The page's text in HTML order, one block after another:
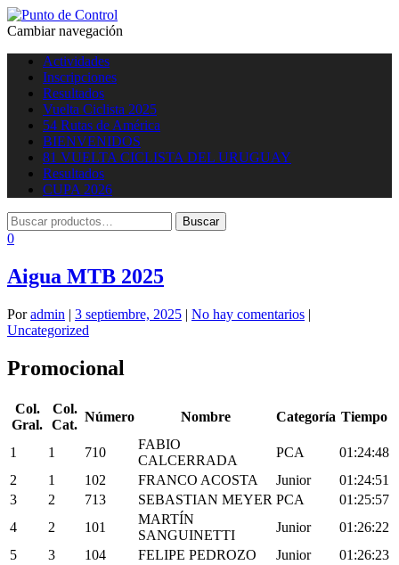
Cambiar navegación
Actividades
Inscripciones
Resultados
Vuelta Ciclista 2025
54 Rutas de América
BIENVENIDOS
81 VUELTA CICLISTA DEL URUGUAY
Resultados
CUPA 2026
0
Aigua MTB 2025
Poradmin | 3 septiembre, 2025 | No hay comentarios |
Uncategorized
Promocional
Col.
Gral.
Col.
Cat.
Número Nombre Categoría Tiempo
1 1 710
FABIO
CALCERRADA
PCA
01:24:48
2
1 102 FRANCO ACOSTA Junior
01:24:51
3
2 713 SEBASTIAN MEYER PCA
01:25:57
4
2 101
MARTÍN
SANGUINETTI
Junior
01:26:22
5
3 104 FELIPE PEDROZO Junior
01:26:23